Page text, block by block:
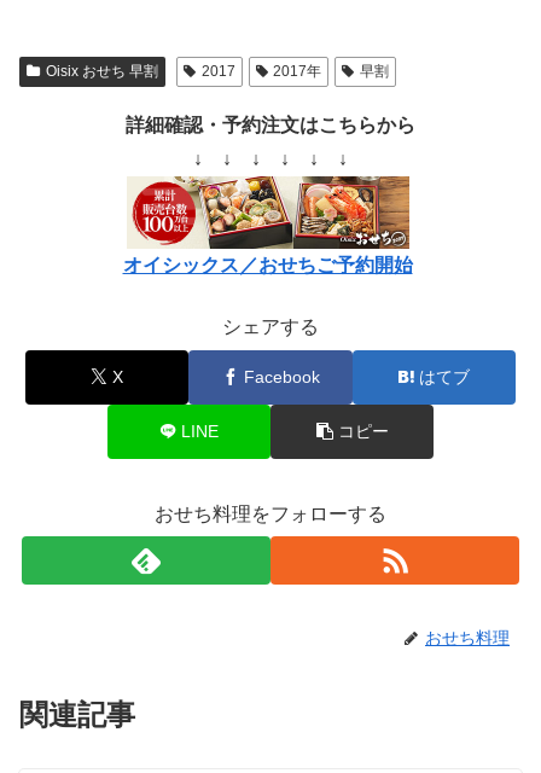
Oisix おせち 早割 2017 2017年 早割
詳細確認・予約注文はこちらから
↓ ↓ ↓ ↓ ↓ ↓
オイシックス／おせちご予約開始
シェアする
X Facebook はてブ
LINE コピー
おせち料理をフォローする
おせち料理
関連記事